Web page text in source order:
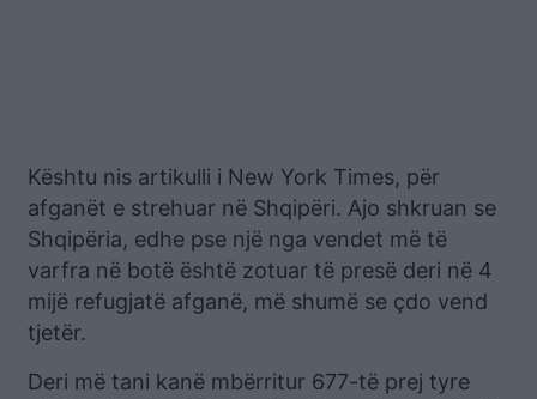
Kështu nis artikulli i New York Times, për
afganët e strehuar në Shqipëri. Ajo shkruan se
Shqipëria, edhe pse një nga vendet më të
varfra në botë është zotuar të presë deri në 4
mijë refugjatë afganë, më shumë se çdo vend
tjetër.
Deri më tani kanë mbërritur 677-të prej tyre